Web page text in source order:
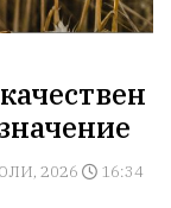
2026 16:34